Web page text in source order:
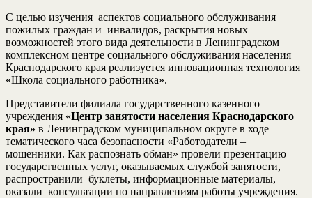
С целью изучения аспектов социального обслуживания
пожилых граждан и инвалидов, раскрытия новых
возможностей этого вида деятельности в Ленинградском
комплексном центре социального обслуживания населения
Краснодарского края реализуется инновационная технология
«Школа социального работника».
Представители филиала государственного казенного
учреждения «Центр занятости населения Краснодарского
края» в Ленинградском муниципальном округе в ходе
тематического часа безопасности «Работодатели –
мошенники. Как распознать обман» провели презентацию
государственных услуг, оказываемых службой занятости,
распространили буклеты, информационные материалы,
оказали консультации по направлениям работы учреждения.